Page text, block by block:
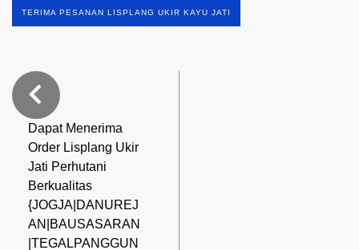
TERIMA PESANAN LISPLANG UKIR KAYU JATI
Dapat Menerima
Order Lisplang Ukir
Jati Perhutani
Berkualitas
{JOGJA|DANUREJ
AN|BAUSASARAN
|TEGALPANGGUN